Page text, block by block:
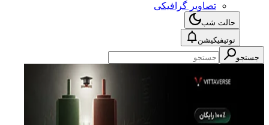
تصاویر گرافیکی
حالت شب
نوتیفیکیشن
جستجو